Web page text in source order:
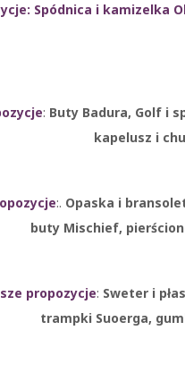
: Spódnica i kamizelka
: Buty Badura, Golf i
kapelusz i
:. Opaska i
buty Mischief,
propozycje: Sweter i
trampki Suoerga,